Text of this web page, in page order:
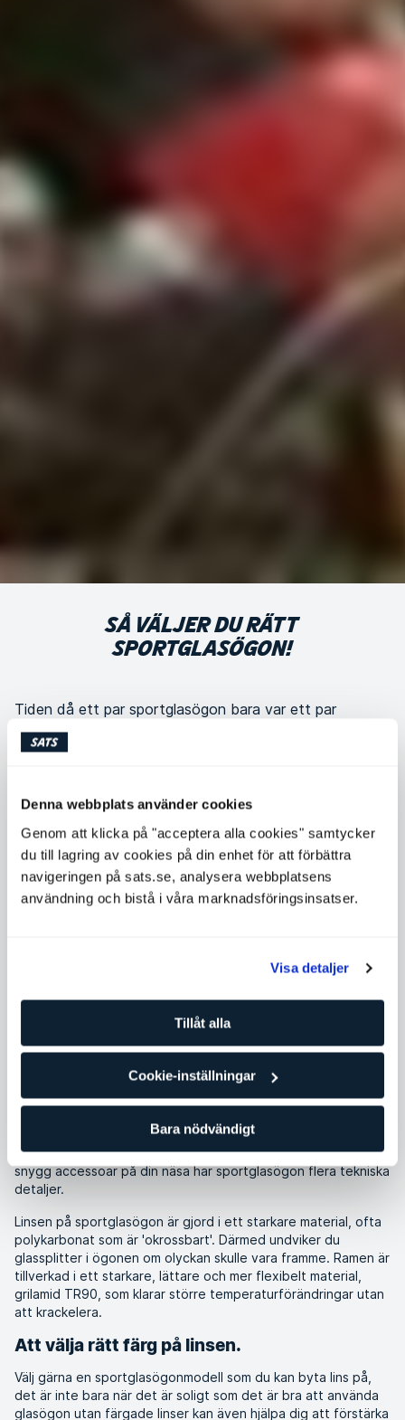
Denna webbplats använder cookies
Genom att klicka på "acceptera alla cookies" samtycker
du till lagring av cookies på din enhet för att förbättra
navigeringen på sats.se, analysera webbplatsens
användning och bistå i våra marknadsföringsinsatser.
Visa detaljer
Tillåt alla
Cookie-inställningar
Bara nödvändigt
SÅ VÄLJER DU RÄTT
SPORTGLASÖGON!
Tiden då ett par sportglasögon bara var ett par
sportglasögon är sedan länge förbi. Nuförtiden är
modellerna mer specialiserade, mer funktionella, lättare
behov.
Peter Rotstam
skydda din syn från solens farliga strålar. Men ungefär där
upphör likheterna. Medan vanliga solglasögon främst är en
snygg accessoar på din näsa har sportglasögon flera tekniska
detaljer.
Linsen på sportglasögon är gjord i ett starkare material, ofta
polykarbonat som är 'okrossbart'. Därmed undviker du
glassplitter i ögonen om olyckan skulle vara framme. Ramen är
tillverkad i ett starkare, lättare och mer flexibelt material,
grilamid TR90, som klarar större temperaturförändringar utan
att krackelera.
Att välja rätt färg på linsen.
Välj gärna en sportglasögonmodell som du kan byta lins på,
det är inte bara när det är soligt som det är bra att använda
glasögon utan färgade linser kan även hjälpa dig att förstärka